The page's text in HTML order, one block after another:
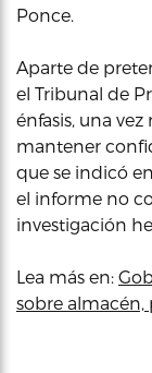
Ponce.
Aparte de
el Tribunal de
énfasis, una
mantener
que se indicó
el informe no
investigación
Lea más en:
sobre almacén,